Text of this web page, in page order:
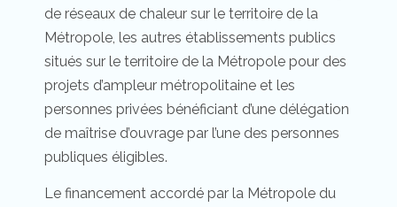
de réseaux de chaleur sur le territoire de la
Métropole, les autres établissements publics
situés sur le territoire de la Métropole pour des
projets d’ampleur métropolitaine et les
personnes privées bénéficiant d’une délégation
de maîtrise d’ouvrage par l’une des personnes
publiques éligibles.
Le financement accordé par la Métropole du